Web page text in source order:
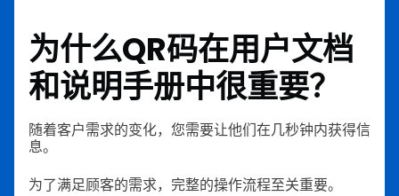
为什么QR码在用户文档
和说明手册中很重要？
随着客户需求的变化，您需要让他们在几秒钟内获得信
息。
为了满足顾客的需求，完整的操作流程至关重要。